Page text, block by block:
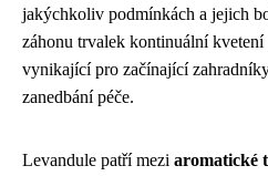
jakýchkoliv podmínkách a jejich
záhonu trvalek kontinuální
vynikající pro začínající
zanedbání péče.
Levandule patří mezi aromatické